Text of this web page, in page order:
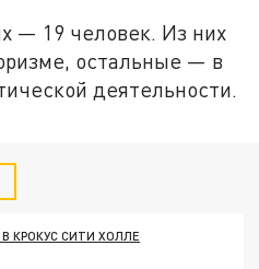
— 19 человек. Из них
остальные — в
деятельности.
КРОКУС СИТИ ХОЛЛЕ